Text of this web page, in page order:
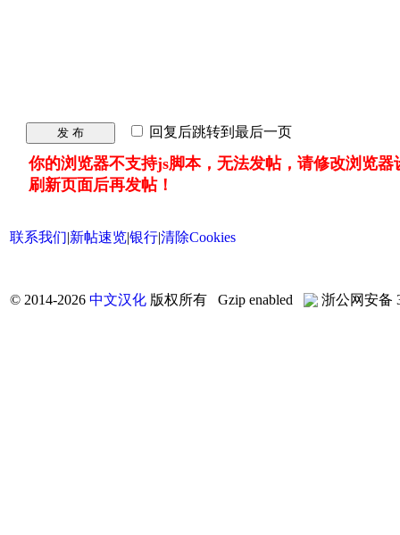
发 布 回复后跳转到最后一页
你的浏览器不支持js脚本，无法发帖，请修改浏览器
刷新页面后再发帖！
联系我们|新帖速览|银行|清除Cookies
© 2014-2026 中文汉化 版权所有 Gzip enabled 浙公网安备